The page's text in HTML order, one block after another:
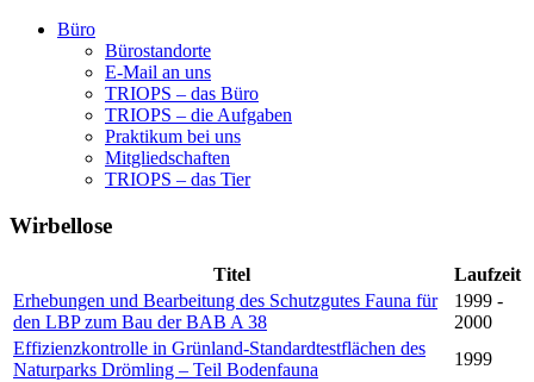
Büro
Bürostandorte
E-Mail an uns
TRIOPS – das Büro
TRIOPS – die Aufgaben
Praktikum bei uns
Mitgliedschaften
TRIOPS – das Tier
Wirbellose
Titel
Laufzeit
Erhebungen und Bearbeitung des Schutzgutes Fauna für
den LBP zum Bau der BAB A 38
1999 -
2000
Effizienzkontrolle in Grünland-Standardtestflächen des
Naturparks Drömling – Teil Bodenfauna
1999